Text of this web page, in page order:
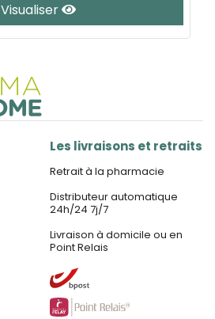
Visualiser
Les livraisons et retraits
Retrait à la pharmacie
Distributeur automatique
24h/24 7j/7
Livraison à domicile ou en
Point Relais